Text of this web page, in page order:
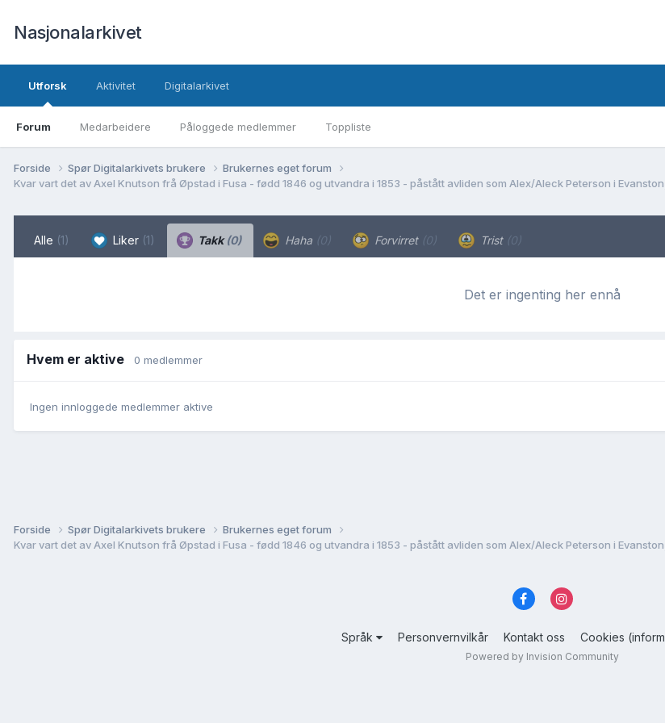
Nasjonalarkivet
Utforsk
Forum Medarbeidere Påloggede medlemmer Toppliste
Aktivitet Digitalarkivet
Forside Spør Digitalarkivets brukere
Brukernes eget forum
Kvar vart det av Axel Knutson frå Øpstad i Fusa - fødd 1846 og utvandra i 1853 - påstått avliden som Alex/Aleck Peterson i
Alle (1) Liker (1) Takk(0) Haha (0) Forvirret (0) Trist (0)
Det er ingenting her ennå
Hvem er aktive 0 medlemmer
Ingen innloggede medlemmer aktive
Forside Spør Digitalarkivets brukere
Brukernes eget forum
Kvar vart det av Axel Knutson frå Øpstad i Fusa - fødd 1846 og utvandra i 1853 - påstått avliden som Alex/Aleck Peterson i
Språk Personvernvilkår Kontakt oss Cookies
Powered by Invision Community